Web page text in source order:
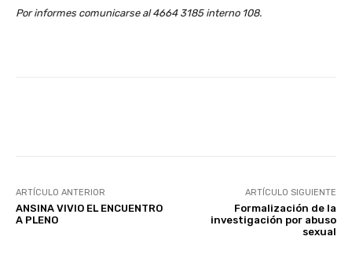
Por informes comunicarse al 4664 3185 interno 108.
ARTÍCULO ANTERIOR
ANSINA VIVIO EL ENCUENTRO
A PLENO
ARTÍCULO SIGUIENTE
Formalización de la
investigación por abuso
sexual